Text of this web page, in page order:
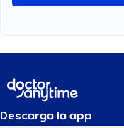
Descarga la app